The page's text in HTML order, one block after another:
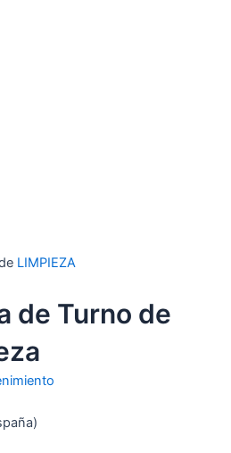
LIMPIEZA
de Turno de